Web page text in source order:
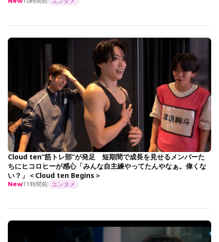
Cloud ten“筋トレ部”が発足 短期間で成長を見せるメンバーた
ちにヒコロヒーが感心「みんな自主練やってたんやなぁ。偉くな
い？」＜Cloud ten Begins＞
New11時間前 エンタメ